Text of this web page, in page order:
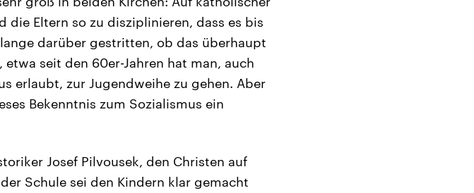
die Eltern so zu disziplinieren, dass es bis
darüber gestritten, ob das überhaupt
seit den 60er-Jahren hat man, auch
erlaubt, zur Jugendweihe zu gehen. Aber
Bekenntnis zum Sozialismus ein
Josef Pilvousek, den Christen auf
Schule sei den Kindern klar gemacht